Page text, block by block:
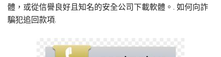
體，或從信譽良好且知名的安全公司下載軟體。. 如何向詐
騙犯追回款項.